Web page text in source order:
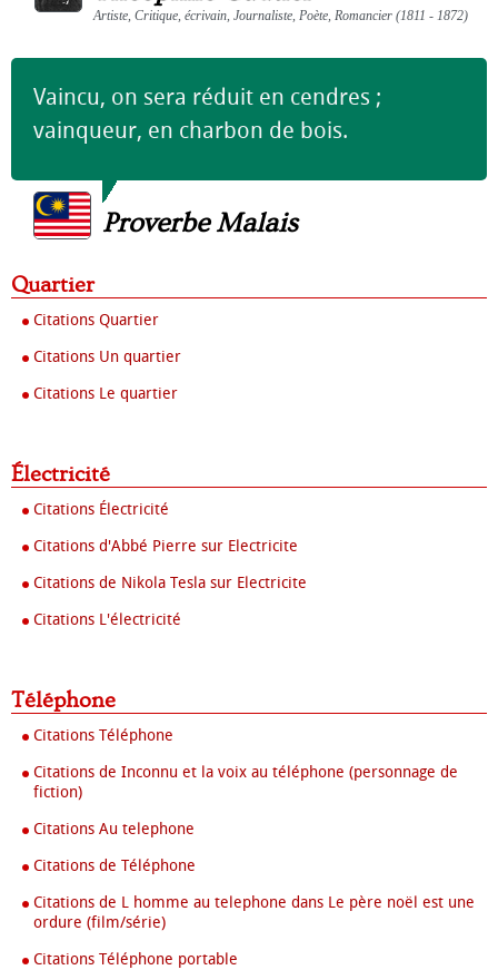
Artiste, Critique, écrivain, Journaliste, Poète, Romancier (1811 - 1872)
Vaincu, on sera réduit en cendres ;
vainqueur, en charbon de bois.
Proverbe Malais
Quartier
Citations Quartier
Citations Un quartier
Citations Le quartier
Électricité
Citations Électricité
Citations d'Abbé Pierre sur Electricite
Citations de Nikola Tesla sur Electricite
Citations L'électricité
Téléphone
Citations Téléphone
Citations de Inconnu et la voix au téléphone (personnage de
fiction)
Citations Au telephone
Citations de Téléphone
Citations de L homme au telephone dans Le père noël est une
ordure (film/série)
Citations Téléphone portable